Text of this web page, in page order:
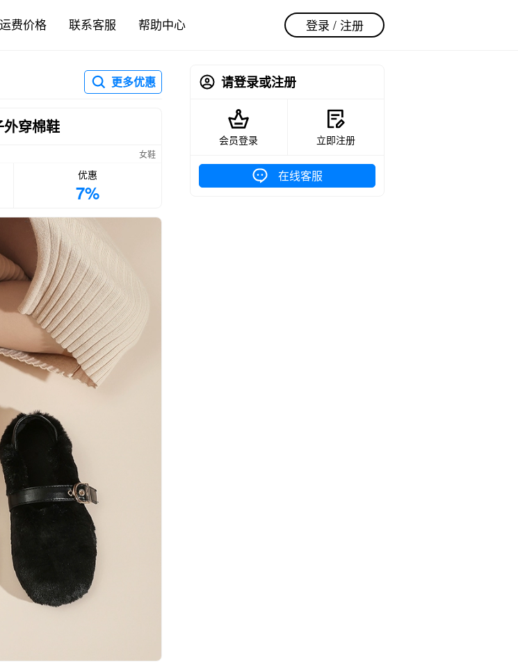
运费价格 联系客服 帮助中心 登录 / 注册
更多优惠
穿棉鞋
女鞋
优惠
7%
请登录或注册
会员登录 立即注册
在线客服